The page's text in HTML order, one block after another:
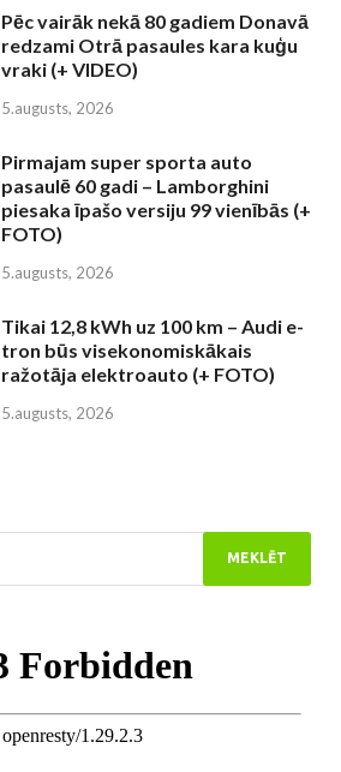
Pēc vairāk nekā 80 gadiem Donavā
redzami Otrā pasaules kara kuģu
vraki (+ VIDEO)
5.augusts, 2026
Pirmajam super sporta auto
pasaulē 60 gadi – Lamborghini
piesaka īpašo versiju 99 vienībās (+
FOTO)
5.augusts, 2026
Tikai 12,8 kWh uz 100 km – Audi e-
tron būs visekonomiskākais
ražotāja elektroauto (+ FOTO)
5.augusts, 2026